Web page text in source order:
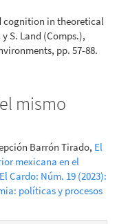
cognition in theoretical
S. Land (Comps.),
pp. 57-88.
mismo
Barrón Tirado, El
mexicana en el
El Cardo: Núm. 19 (2023):
políticas y procesos